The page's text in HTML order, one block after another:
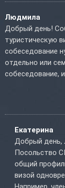
Людмила
Добрый день!
туристическую
собеседование
отдельно или
собеседование,
Екатерина
Добрый день,
Посольство
общий
визой